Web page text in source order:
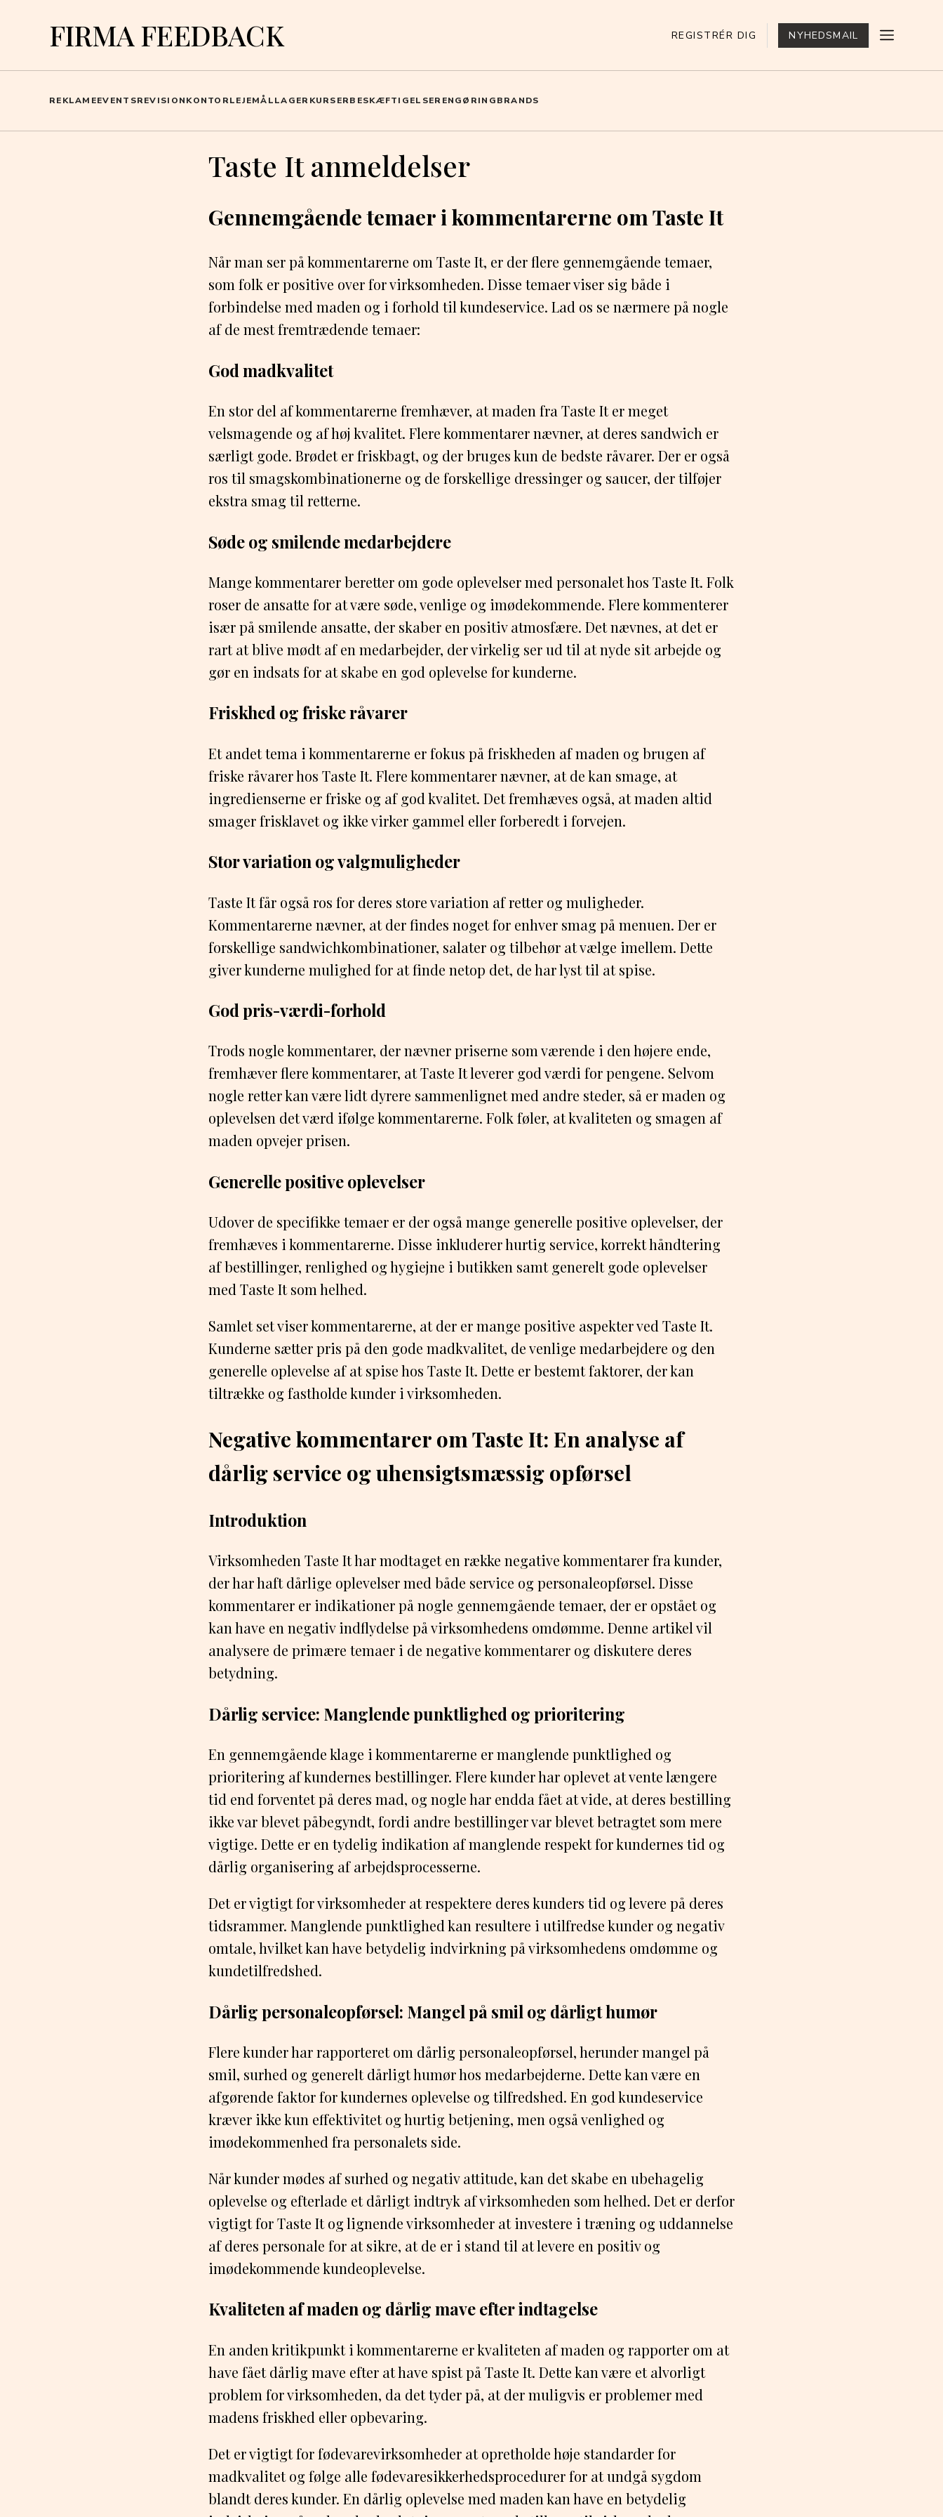
FIRMA FEEDBACK REGISTRÉR DIG NYHEDSMAIL
REKLAMEEVENTSREVISIONKONTORLEJEMÅLLAGERKURSERBESKÆFTIGELSERENGØRINGBRANDS
Taste It anmeldelser
Gennemgående temaer i kommentarerne om Taste It
Når man ser på kommentarerne om Taste It, er der flere gennemgående temaer,
som folk er positive over for virksomheden. Disse temaer viser sig både i
forbindelse med maden og i forhold til kundeservice. Lad os se nærmere på nogle
af de mest fremtrædende temaer:
God madkvalitet
En stor del af kommentarerne fremhæver, at maden fra Taste It er meget
velsmagende og af høj kvalitet. Flere kommentarer nævner, at deres sandwich er
særligt gode. Brødet er friskbagt, og der bruges kun de bedste råvarer. Der er også
ros til smagskombinationerne og de forskellige dressinger og saucer, der tilføjer
ekstra smag til retterne.
Søde og smilende medarbejdere
Mange kommentarer beretter om gode oplevelser med personalet hos Taste It. Folk
roser de ansatte for at være søde, venlige og imødekommende. Flere kommenterer
især på smilende ansatte, der skaber en positiv atmosfære. Det nævnes, at det er
rart at blive mødt af en medarbejder, der virkelig ser ud til at nyde sit arbejde og
gør en indsats for at skabe en god oplevelse for kunderne.
Friskhed og friske råvarer
Et andet tema i kommentarerne er fokus på friskheden af maden og brugen af
friske råvarer hos Taste It. Flere kommentarer nævner, at de kan smage, at
ingredienserne er friske og af god kvalitet. Det fremhæves også, at maden altid
smager frisklavet og ikke virker gammel eller forberedt i forvejen.
Stor variation og valgmuligheder
Taste It får også ros for deres store variation af retter og muligheder.
Kommentarerne nævner, at der findes noget for enhver smag på menuen. Der er
forskellige sandwichkombinationer, salater og tilbehør at vælge imellem. Dette
giver kunderne mulighed for at finde netop det, de har lyst til at spise.
God pris-værdi-forhold
Trods nogle kommentarer, der nævner priserne som værende i den højere ende,
fremhæver flere kommentarer, at Taste It leverer god værdi for pengene. Selvom
nogle retter kan være lidt dyrere sammenlignet med andre steder, så er maden og
oplevelsen det værd ifølge kommentarerne. Folk føler, at kvaliteten og smagen af
maden opvejer prisen.
Generelle positive oplevelser
Udover de specifikke temaer er der også mange generelle positive oplevelser, der
fremhæves i kommentarerne. Disse inkluderer hurtig service, korrekt håndtering
af bestillinger, renlighed og hygiejne i butikken samt generelt gode oplevelser
med Taste It som helhed.
Samlet set viser kommentarerne, at der er mange positive aspekter ved Taste It.
Kunderne sætter pris på den gode madkvalitet, de venlige medarbejdere og den
generelle oplevelse af at spise hos Taste It. Dette er bestemt faktorer, der kan
tiltrække og fastholde kunder i virksomheden.
Negative kommentarer om Taste It: En analyse af
dårlig service og uhensigtsmæssig opførsel
Introduktion
Virksomheden Taste It har modtaget en række negative kommentarer fra kunder,
der har haft dårlige oplevelser med både service og personaleopførsel. Disse
kommentarer er indikationer på nogle gennemgående temaer, der er opstået og
kan have en negativ indflydelse på virksomhedens omdømme. Denne artikel vil
analysere de primære temaer i de negative kommentarer og diskutere deres
betydning.
Dårlig service: Manglende punktlighed og prioritering
En gennemgående klage i kommentarerne er manglende punktlighed og
prioritering af kundernes bestillinger. Flere kunder har oplevet at vente længere
tid end forventet på deres mad, og nogle har endda fået at vide, at deres bestilling
ikke var blevet påbegyndt, fordi andre bestillinger var blevet betragtet som mere
vigtige. Dette er en tydelig indikation af manglende respekt for kundernes tid og
dårlig organisering af arbejdsprocesserne.
Det er vigtigt for virksomheder at respektere deres kunders tid og levere på deres
tidsrammer. Manglende punktlighed kan resultere i utilfredse kunder og negativ
omtale, hvilket kan have betydelig indvirkning på virksomhedens omdømme og
kundetilfredshed.
Dårlig personaleopførsel: Mangel på smil og dårligt humør
Flere kunder har rapporteret om dårlig personaleopførsel, herunder mangel på
smil, surhed og generelt dårligt humør hos medarbejderne. Dette kan være en
afgørende faktor for kundernes oplevelse og tilfredshed. En god kundeservice
kræver ikke kun effektivitet og hurtig betjening, men også venlighed og
imødekommenhed fra personalets side.
Når kunder mødes af surhed og negativ attitude, kan det skabe en ubehagelig
oplevelse og efterlade et dårligt indtryk af virksomheden som helhed. Det er derfor
vigtigt for Taste It og lignende virksomheder at investere i træning og uddannelse
af deres personale for at sikre, at de er i stand til at levere en positiv og
imødekommende kundeoplevelse.
Kvaliteten af maden og dårlig mave efter indtagelse
En anden kritikpunkt i kommentarerne er kvaliteten af maden og rapporter om at
have fået dårlig mave efter at have spist på Taste It. Dette kan være et alvorligt
problem for virksomheden, da det tyder på, at der muligvis er problemer med
madens friskhed eller opbevaring.
Det er vigtigt for fødevarevirksomheder at opretholde høje standarder for
madkvalitet og følge alle fødevaresikkerhedsprocedurer for at undgå sygdom
blandt deres kunder. En dårlig oplevelse med maden kan have en betydelig